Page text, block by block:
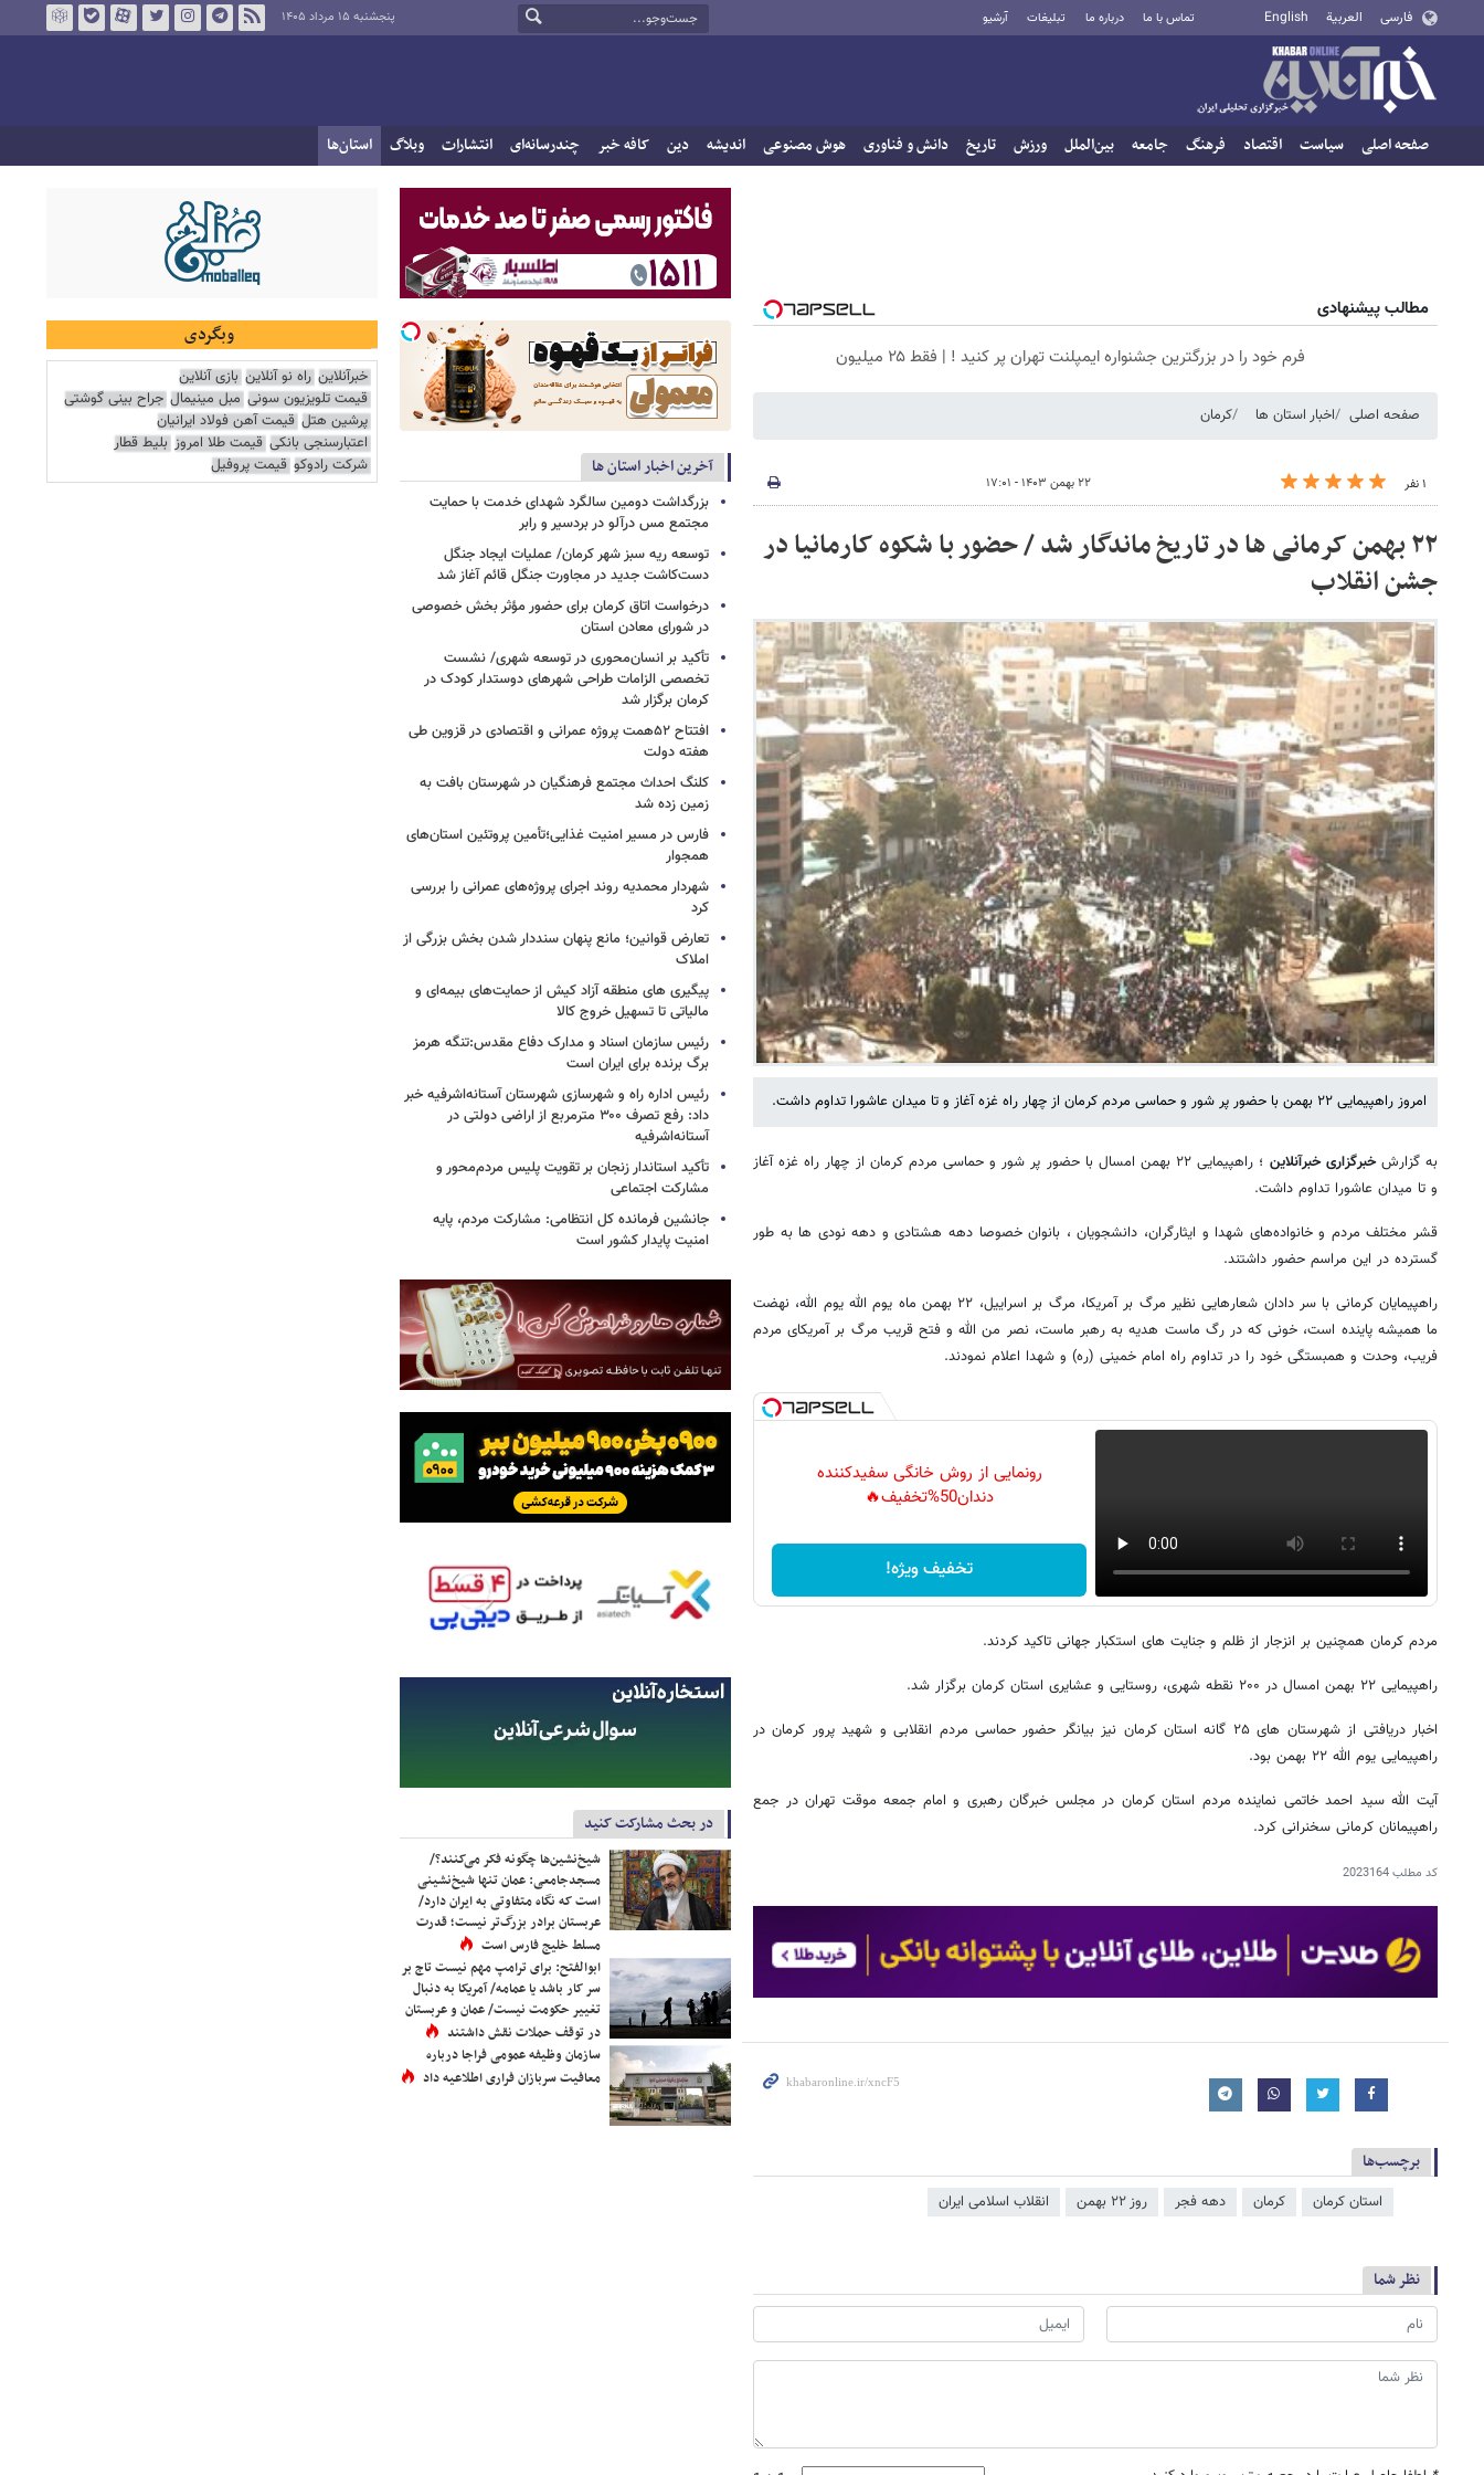
فارسی العربية English تماس با ما درباره ما تبلیغات آرشیو پنجشنبه ۱۵ مرداد ۱۴۰۵
صفحه اصلی سیاست اقتصاد فرهنگ جامعه بین‌الملل ورزش تاریخ دانش و فناوری هوش مصنوعی اندیشه دین کافه خبر چندرسانه‌ای انتشارات وبلاگ استان‌ها
مطالب پیشنهادی
فرم خود را در بزرگترین جشنواره ایمپلنت تهران پر کنید ! | فقط ۲۵ میلیون
صفحه اصلی اخبار استان ها کرمان
۱ نفر ۲۲ بهمن ۱۴۰۳ - ۱۷:۰۱
٢٢ بهمن کرمانی ها در تاریخ ماندگار شد / حضور با شکوه کارمانیا در
جشن انقلاب
امروز راهپیمایی ٢٢ بهمن با حضور پر شور و حماسی مردم کرمان از چهار راه غزه آغاز و تا میدان عاشورا تداوم داشت.
به گزارشخبرگزاری خبرآنلاین
؛ راهپیمایی ٢٢ بهمن امسال با حضور پر شور و حماسی مردم کرمان از چهار راه غزه آغاز
و تا میدان عاشورا تداوم داشت.
قشر مختلف مردم و خانواده‌های شهدا و ایثارگران، دانشجویان ، بانوان خصوصا دهه هشتادی و دهه نودی ها به طور
گسترده در این مراسم حضور داشتند.
راهپیمایان کرمانی با سر دادان شعارهایی نظیر مرگ بر آمریکا، مرگ بر اسراییل، ٢٢ بهمن ماه یوم الله یوم الله، نهضت
ما همیشه پاینده است، خونی که در رگ ماست هدیه به رهبر ماست، نصر من الله و فتح قریب مرگ بر آمریکای مردم
فریب، وحدت و همبستگی خود را در تداوم راه امام خمینی (ره) و شهدا اعلام نمودند.
رونمایی از روش خانگی سفیدکننده
دندان50%تخفیف🔥
تخفیف ویژه!
مردم کرمان همچنین بر انزجار از ظلم و جنایت های استکبار جهانی تاکید کردند.
راهپیمایی ۲۲ بهمن امسال در ۲۰۰ نقطه شهری، روستایی و عشایری استان کرمان برگزار شد.
اخبار دریافتی از شهرستان های ۲۵ گانه استان کرمان نیز بیانگر حضور حماسی مردم انقلابی و شهید پرور کرمان در
راهپیمایی یوم الله ۲۲ بهمن بود.
آیت الله سید احمد خاتمی نماینده مردم استان کرمان در مجلس خبرگان رهبری و امام جمعه موقت تهران در جمع
راهپیمانان کرمانی سخنرانی کرد.
کد مطلب2023164
برچسب‌ها
استان کرمان کرمان دهه فجر روز ۲۲ بهمن انقلاب اسلامی ایران
نظر شما
آخرین اخبار استان ها
بزرگداشت دومین سالگرد شهدای خدمت با حمایت
مجتمع مس درآلو در بردسیر و رابر
توسعه ریه سبز شهر کرمان/ عملیات ایجاد جنگل
دست‌کاشت جدید در مجاورت جنگل قائم آغاز شد
درخواست اتاق کرمان برای حضور مؤثر بخش خصوصی
در شورای معادن استان
تأکید بر انسان‌محوری در توسعه شهری/ نشست
تخصصی الزامات طراحی شهرهای دوستدار کودک در
کرمان برگزار شد
افتتاح ۵۲همت پروژه عمرانی و اقتصادی در قزوین طی
هفته دولت
کلنگ احداث مجتمع فرهنگیان در شهرستان بافت به
زمین زده شد
فارس در مسیر امنیت غذایی؛تأمین‌ پروتئین استان‌های
همجوار
شهردار محمدیه روند اجرای پروژه‌های عمرانی را بررسی
کرد
تعارض قوانین؛ مانع پنهان سنددار شدن بخش بزرگی از
املاک
پیگیری های منطقه آزاد کیش از حمایت‌های بیمه‌ای و
مالیاتی تا تسهیل خروج کالا
رئیس سازمان اسناد و مدارک دفاع مقدس:تنگه هرمز
برگ برنده برای ایران است
رئیس اداره راه و شهرسازی شهرستان آستانه‌اشرفیه خبر
داد: رفع تصرف ۳۰۰ مترمربع از اراضی دولتی در
آستانه‌اشرفیه
تأکید استاندار زنجان بر تقویت پلیس مردم‌محور و
مشارکت اجتماعی
جانشین فرمانده کل انتظامی: مشارکت مردم، پایه
امنیت پایدار کشور است
در بحث مشارکت کنید
شیخ‌نشین‌ها چگونه فکر می‌کنند؟/
مسجدجامعی: عمان تنها شیخ‌نشینی
است که نگاه متفاوتی به ایران دارد/
عربستان برادر بزرگ‌تر نیست؛ قدرت
مسلط خلیج فارس است
ابوالفتح: برای ترامپ مهم نیست تاج بر
سر کار باشد یا عمامه/ آمریکا به دنبال
تغییر حکومت نیست/ عمان و عربستان
در توقف حملات نقش داشتند
سازمان وظیفه عمومی فراجا درباره
معافیت سربازان فراری اطلاعیه داد
وبگردی
خبرآنلاین راه نو آنلاین بازی آنلاین
قیمت تلویزیون سونی مبل مینیمال جراح بینی گوشتی
پرشین هتل قیمت آهن فولاد ایرانیان
اعتبارسنجی بانکی قیمت طلا امروز بلیط قطار
شرکت رادوکو قیمت پروفیل